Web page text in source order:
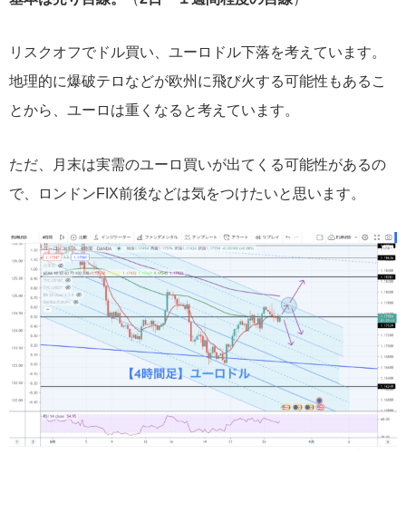
リスクオフでドル買い、ユーロドル下落を考えています。
地理的に爆破テロなどが欧州に飛び火する可能性もあるこ
とから、ユーロは重くなると考えています。
ただ、月末は実需のユーロ買いが出てくる可能性があるの
で、ロンドンFIX前後などは気をつけたいと思います。